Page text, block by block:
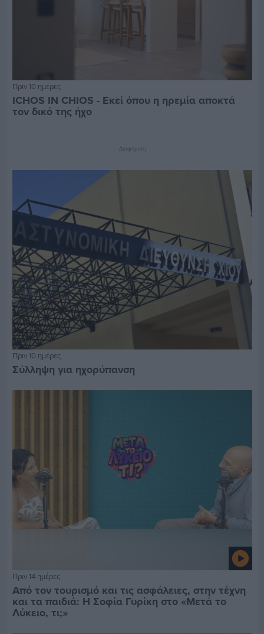
Πριν 10 ημέρες
ICHOS IN CHIOS - Εκεί όπου η ηρεμία αποκτά
τον δικό της ήχο
Διαφήμιση
Πριν 10 ημέρες
Σύλληψη για ηχορύπανση
Πριν 14 ημέρες
Από τον τουρισμό και τις ασφάλειες, στην τέχνη
και τα παιδιά: Η Σοφία Γυρίκη στο «Μετά το
Λύκειο, τι;»